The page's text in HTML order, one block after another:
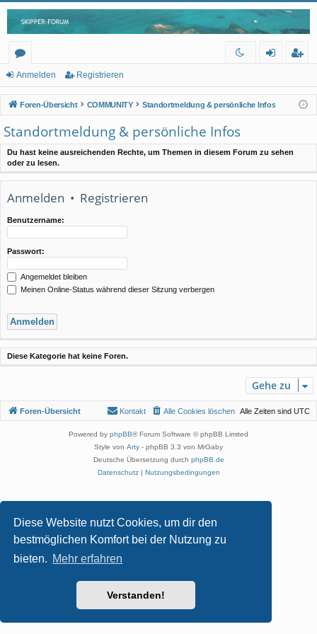
Diese Website nutzt Cookies, um dir den
bestmöglichen Komfort bei der Nutzung zu
bieten. Mehr erfahren
Verstanden!
or
en
m
el
ist
rie
Anmelden Registrieren
Foren-Übersicht COMMUNITY Standortmeldung & persönliche Infos
Standortmeldung & persönliche Infos
Du hast keine ausreichenden Rechte, um Themen in diesem Forum zu sehen
oder zu lesen.
Anmelden • Registrieren
Benutzername:
Passwort:
Angemeldet bleiben
Meinen Online-Status während dieser Sitzung verbergen
Diese Kategorie hat keine Foren.
Gehe zu
Foren-Übersicht Alle Zeiten sind UTC
Alle Cookies löschen
Kontakt
Powered by phpBB® Forum Software © phpBB Limited
Style von Arty - phpBB 3.3 von MrGaby
Deutsche Übersetzung durch phpBB.de
Datenschutz| Nutzungsbedingungen